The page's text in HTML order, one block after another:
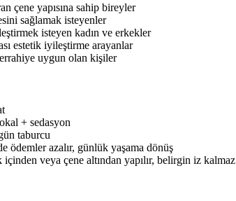
çene yapısına sahip bireyler
sağlamak isteyenler
isteyen kadın ve erkekler
estetik iyileştirme arayanlar
uygun olan kişiler
+ sedasyon
taburcu
ödemler azalır, günlük yaşama dönüş
veya çene altından yapılır, belirgin iz kalmaz